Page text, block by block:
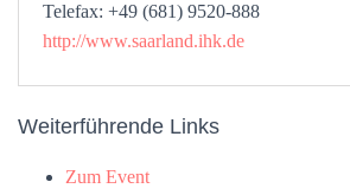
Telefax: +49 (681) 9520-888
http://www.saarland.ihk.de
Weiterführende Links
Zum Event